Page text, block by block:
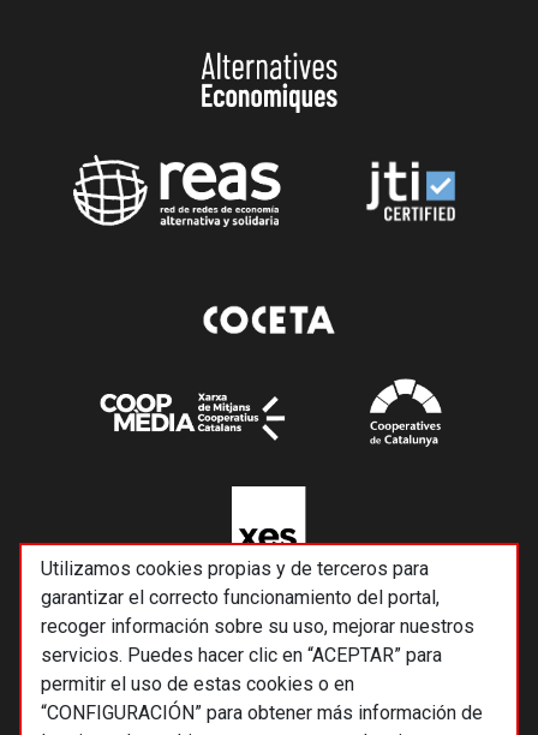
Utilizamos cookies propias y de terceros para
garantizar el correcto funcionamiento del portal,
recoger información sobre su uso, mejorar nuestros
servicios. Puedes hacer clic en “ACEPTAR” para
permitir el uso de estas cookies o en
“CONFIGURACIÓN” para obtener más información de